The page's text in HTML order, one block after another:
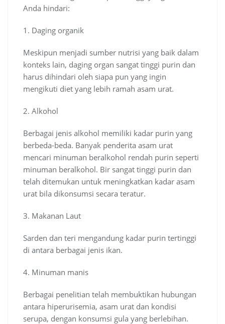
Anda hindari:
1. Daging organik
Meskipun menjadi sumber nutrisi yang baik dalam
konteks lain, daging organ sangat tinggi purin dan
harus dihindari oleh siapa pun yang ingin
mengikuti diet yang lebih ramah asam urat.
2. Alkohol
Berbagai jenis alkohol memiliki kadar purin yang
berbeda-beda. Banyak penderita asam urat
mencari minuman beralkohol rendah purin seperti
minuman beralkohol. Bir sangat tinggi purin dan
telah ditemukan untuk meningkatkan kadar asam
urat bila dikonsumsi secara teratur.
3. Makanan Laut
Sarden dan teri mengandung kadar purin tertinggi
di antara berbagai jenis ikan.
4. Minuman manis
Berbagai penelitian telah membuktikan hubungan
antara hiperurisemia, asam urat dan kondisi
serupa, dengan konsumsi gula yang berlebihan.